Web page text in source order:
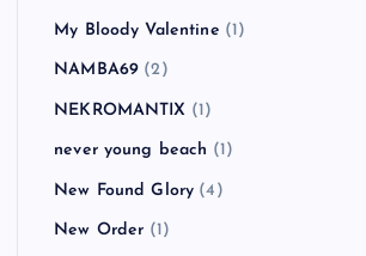
My Bloody Valentine (1)
NAMBA69 (2)
NEKROMANTIX (1)
never young beach (1)
New Found Glory (4)
New Order (1)